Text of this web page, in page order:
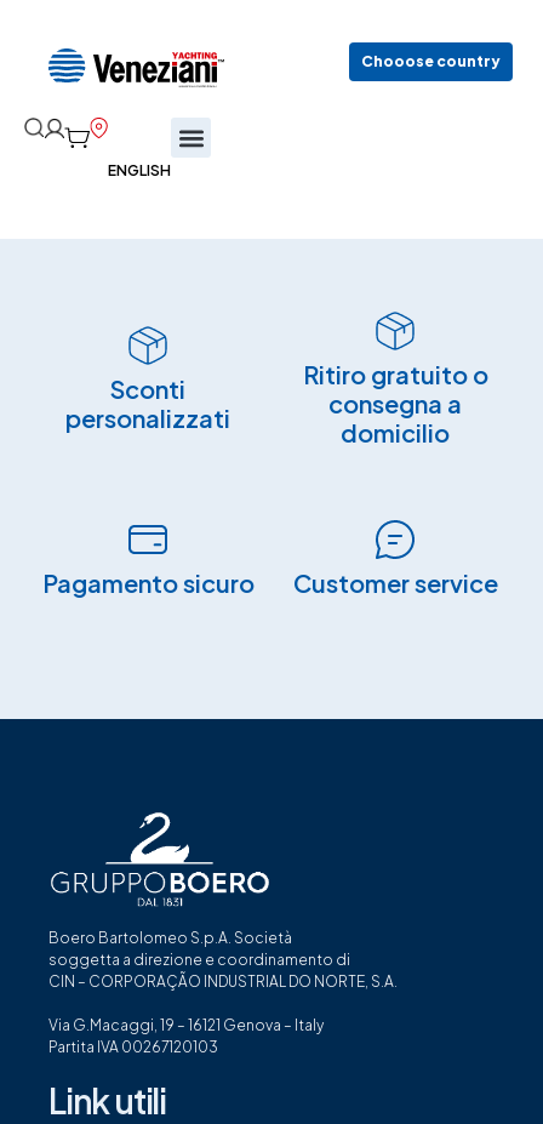
Chooose country
Sconti
personalizzati
Ritiro gratuito o
consegna a
domicilio
Pagamento sicuro​ Customer service
Boero Bartolomeo S.p.A. Società
soggetta a direzione e coordinamento di
CIN – CORPORAÇÃO INDUSTRIAL DO NORTE, S.A.
Via G.Macaggi, 19 – 16121 Genova – Italy
Partita IVA 00267120103
Link utili